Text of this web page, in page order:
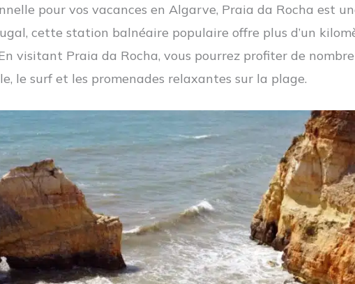
pour vos vacances en Algarve, Praia da Rocha est
cette station balnéaire populaire offre plus d’un
visitant Praia da Rocha, vous pourrez profiter de
le surf et les promenades relaxantes sur la plage.